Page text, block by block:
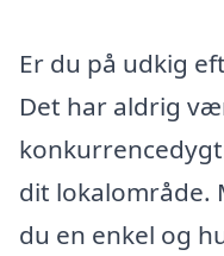
Er du på udkig
Det har aldrig
dit lokalområde.
du en enkel og